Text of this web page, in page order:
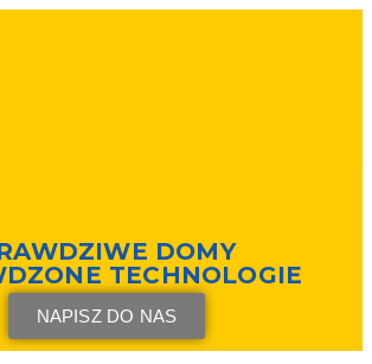
DOMY
TECHNOLOGIE
NAPISZ DO NAS